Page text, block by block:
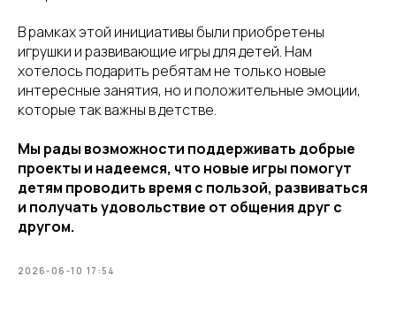
В рамках этой инициативы были приобретены
игрушки и развивающие игры для детей. Нам
хотелось подарить ребятам не только новые
интересные занятия, но и положительные эмоции,
которые так важны в детстве.
Мы рады возможности поддерживать добрые
проекты и надеемся, что новые игры помогут
детям проводить время с пользой, развиваться
и получать удовольствие от общения друг с
другом.
2026-06-10 17:54